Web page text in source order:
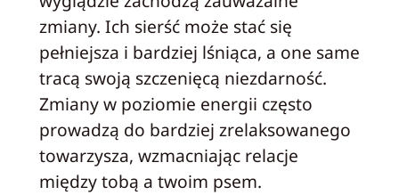
zmiany. Ich sierść może stać się
pełniejsza i bardziej lśniąca, a one same
tracą swoją szczenięcą niezdarność.
Zmiany w poziomie energii często
prowadzą do bardziej zrelaksowanego
towarzysza, wzmacniając relacje
między tobą a twoim psem.